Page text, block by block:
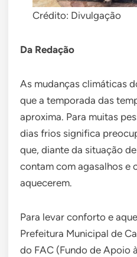
Crédito: Divulgação
Da Redação
As mudanças climáticas
que a temporada das
aproxima. Para muitas
dias frios significa
que, diante da situação
contam com agasalhos e
aquecerem.
Para levar conforto e
Prefeitura Municipal de
do FAC (Fundo de Apoio